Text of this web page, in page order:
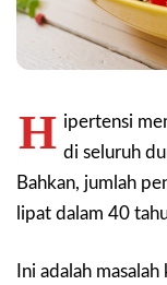
H ipertensi
di seluruh
Bahkan, jumlah
lipat dalam 40
Ini adalah